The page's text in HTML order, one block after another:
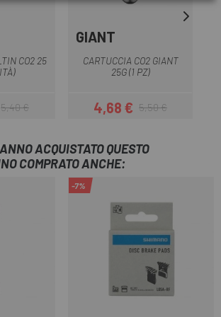
CO2 25
base
5,40 €
GIANT
CARTUCCIA CO2 GIANT
25G (1 PZ)
Prezzo
4,68 €Prezzo base
5,50 €
ACQUISTATO QUESTO
COMPRATO ANCHE:
-7%